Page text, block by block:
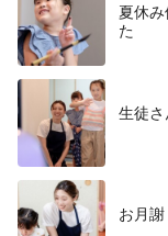
夏休
た
生徒
お月